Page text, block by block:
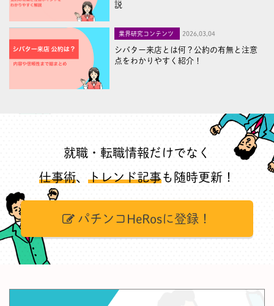
説
業界研究コンテンツ 2026,03,04
シバター来店とは何？公約の有無と注意
点をわかりやすく紹介！
就職・転職情報だけでなく
仕事術、 トレンド記事も随時更新！
パチンコHeRosに登録！